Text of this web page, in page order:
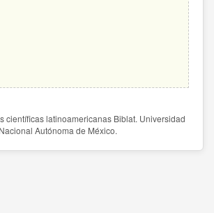
científicas latinoamericanas Biblat. Universidad
Nacional Autónoma de México.